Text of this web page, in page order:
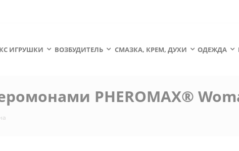
ИГРУШКИ ВОЗБУДИТЕЛЬ СМАЗКА, КРЕМ, ДУХИ ОДЕЖДА
PHEROMAX®